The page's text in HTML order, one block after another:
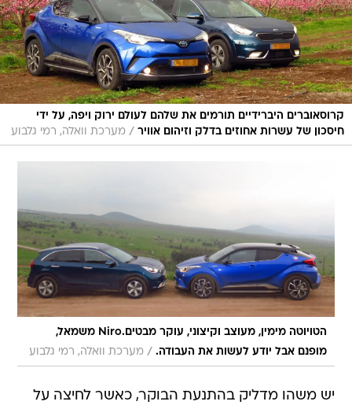
קרוסאוברים היברידיים תורמים את שלהם לעולם ירוק ויפה, על ידי
חיסכון של עשרות אחוזים בדלק וזיהום אוויר / מערכת וואלה, רמי גלבוע
הטויוטה מימין, מעוצב וקיצוני, עוקר מבטים.Niro משמאל,
מופנם אבל יודע לעשות את העבודה. / מערכת וואלה, רמי גלבוע
יש משהו מדליק בהתנעת הבוקר, כאשר לחיצה על